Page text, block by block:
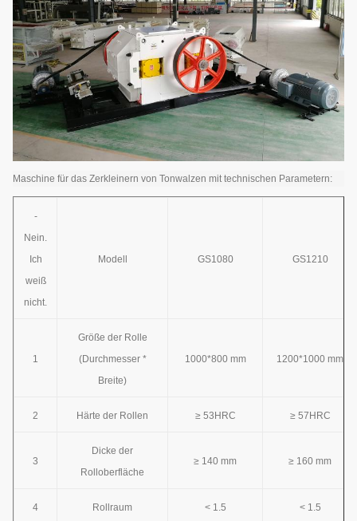
Maschine für das Zerkleinern von Tonwalzen mit technischen Parametern:
-
Nein.
Ich
weiß
nicht.
Modell GS1080 GS1210
1
Größe der Rolle
(Durchmesser *
Breite)
1000*800 mm 1200*1000 mm
2 Härte der Rollen ≥ 53HRC ≥ 57HRC
3
Dicke der
Rolloberfläche
≥ 140 mm ≥ 160 mm
4 Rollraum < 1.5 < 1.5